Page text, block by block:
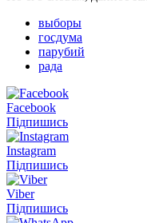
выборы
госдума
парубий
рада
Facebook
Підпишись
Instagram
Підпишись
Viber
Підпишись